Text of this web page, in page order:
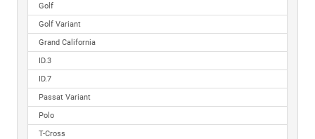
Golf
Golf Variant
Grand California
ID.3
ID.7
Passat Variant
Polo
T-Cross